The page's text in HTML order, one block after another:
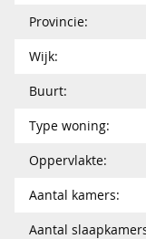
Provincie:
Wijk:
Buurt:
Type woning:
Oppervlakte:
Aantal kamers:
Aantal